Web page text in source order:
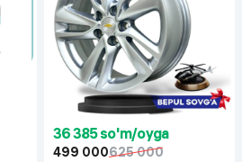
36 385 so'm/oyga
499 000625 000